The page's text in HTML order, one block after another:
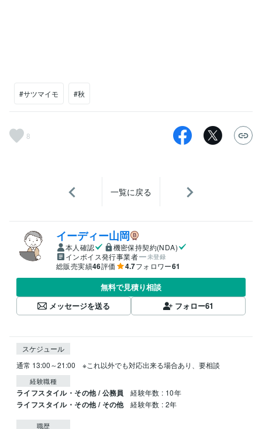
#サツマイモ #秋
8
一覧に戻る
イーディー山岡
本人確認
機密保持契約(NDA)
インボイス発行事業者
未登録
総販売実績46評価 4.7フォロワー61
無料で見積り相談
メッセージを送る
フォロー61
スケジュール
通常 13:00～21:00　※これ以外でも対応出来る場合あり、要相談
経験職種
ライフスタイル・その他 / 公務員 経験年数 : 10年
ライフスタイル・その他 / その他 経験年数 : 2年
職歴